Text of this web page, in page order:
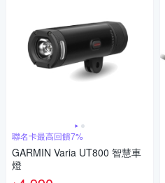
聯名卡最高回饋7%
GARMIN Varia UT800 智慧車
燈